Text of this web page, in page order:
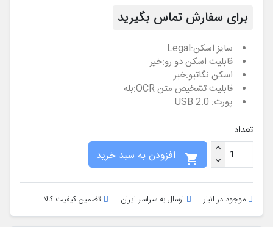
برای سفارش تماس بگیرید
سایز اسکن:Legal
قابلیت اسکن دو رو:خیر
اسکن نگاتیو:خیر
قابلیت تشخیص متن OCR:
بله
پورت: USB 2.0
تعداد

موجود در انبار ارسال به سراسر ایران تضمین کیفیت کالا